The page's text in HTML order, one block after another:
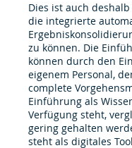
Dies ist auch
die integrierte
zu können. Die
können durch den
eigenem Personal,
complete
Einführung als
Verfügung steht,
gering gehalten
steht als digitales